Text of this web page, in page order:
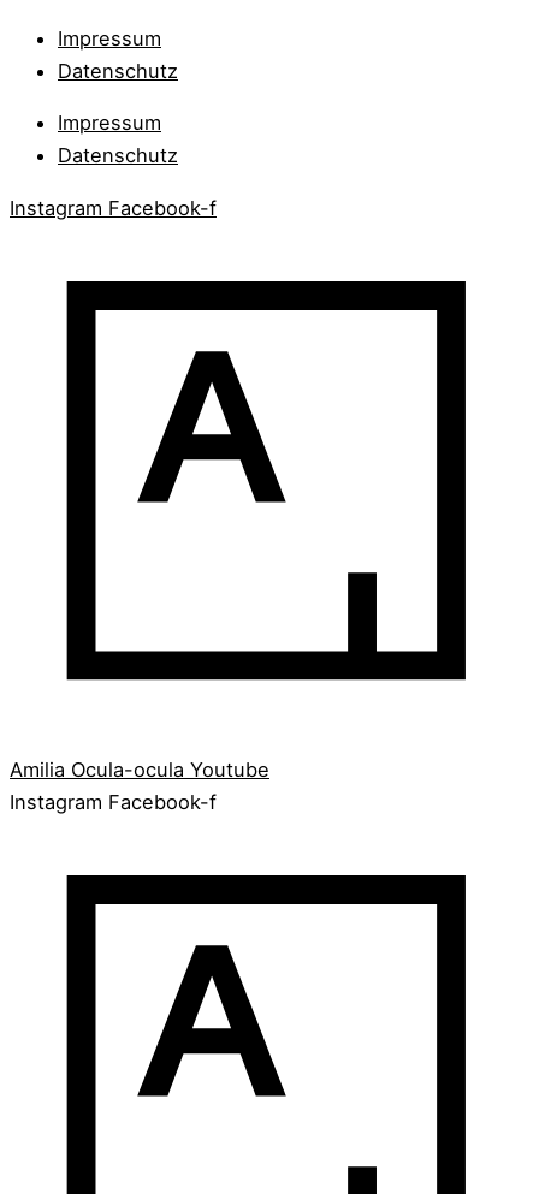
Impressum
Datenschutz
Impressum
Datenschutz
Instagram Facebook-f
Amilia Ocula-ocula Youtube
Instagram Facebook-f